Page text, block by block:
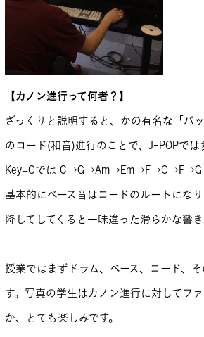
【カノン進行って何者？】
ざっくりと説明すると、かの有名
のコード(和音)進行のことで、J-POPでは
Key=Cでは C→G→Am→Em→F→C→F→G
基本的にベース音はコードのルートに
降してしてくると一味違った滑らかな響
授業ではまずドラム、ベース、コード、
す。写真の学生はカノン進行に対してフ
か、とても楽しみです。